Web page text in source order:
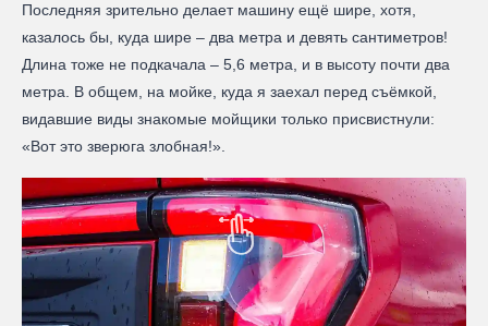
Последняя зрительно делает машину ещё шире, хотя,
казалось бы, куда шире – два метра и девять сантиметров!
Длина тоже не подкачала – 5,6 метра, и в высоту почти два
метра. В общем, на мойке, куда я заехал перед съёмкой,
видавшие виды знакомые мойщики только присвистнули:
«Вот это зверюга злобная!».